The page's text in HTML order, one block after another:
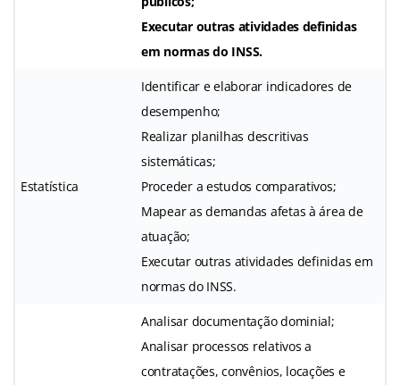
Executar outras atividades definidas
em normas do INSS.
Estatística
Identificar e elaborar indicadores de
desempenho;
Realizar planilhas descritivas
sistemáticas;
Proceder a estudos comparativos;
Mapear as demandas afetas à área de
atuação;
Executar outras atividades definidas em
normas do INSS.
Analisar documentação dominial;
Analisar processos relativos a
contratações, convênios, locações e